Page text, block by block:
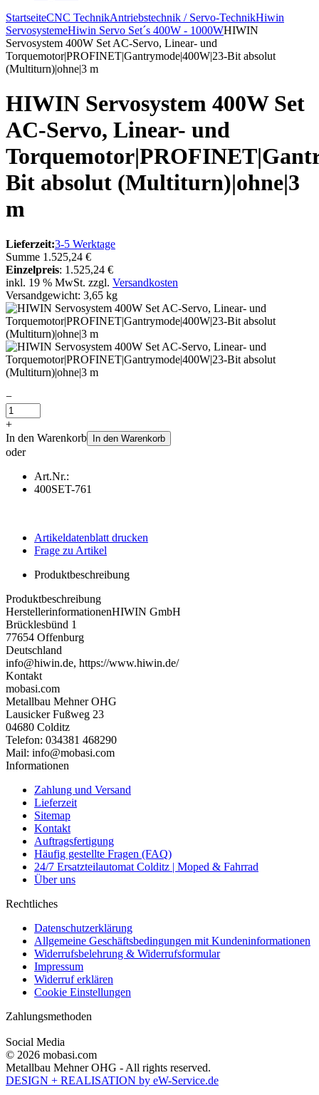
StartseiteCNC TechnikAntriebstechnik / Servo-TechnikHiwin
ServosystemeHiwin Servo Set´s 400W - 1000WHIWIN
Servosystem 400W Set AC-Servo, Linear- und
Torquemotor|PROFINET|Gantrymode|400W|23-Bit absolut
(Multiturn)|ohne|3 m
HIWIN Servosystem 400W Set
AC-Servo, Linear- und
Bit absolut (Multiturn)|ohne|3
m
Lieferzeit:3-5 Werktage
Summe 1.525,24 €
Einzelpreis: 1.525,24 €
inkl. 19 % MwSt. zzgl. Versandkosten
Versandgewicht: 3,65 kg
−
+
In den Warenkorb
In den Warenkorb
oder
Art.Nr.:
400SET-761
Artikeldatenblatt drucken
Frage zu Artikel
Produktbeschreibung
Produktbeschreibung
HerstellerinformationenHIWIN GmbH
Brücklesbünd 1
77654 Offenburg
Deutschland
info@hiwin.de, https://www.hiwin.de/
Kontakt
mobasi.com
Metallbau Mehner OHG
Lausicker Fußweg 23
04680 Colditz
Telefon: 034381 468290
Mail: info@mobasi.com
Informationen
Zahlung und Versand
Lieferzeit
Sitemap
Kontakt
Auftragsfertigung
Häufig gestellte Fragen (FAQ)
24/7 Ersatzteilautomat Colditz | Moped & Fahrrad
Über uns
Rechtliches
Datenschutzerklärung
Allgemeine Geschäftsbedingungen mit Kundeninformationen
Widerrufsbelehrung & Widerrufsformular
Impressum
Widerruf erklären
Cookie Einstellungen
Zahlungsmethoden
Social Media
© 2026 mobasi.com
Metallbau Mehner OHG - All rights reserved.
DESIGN + REALISATION by eW-Service.de